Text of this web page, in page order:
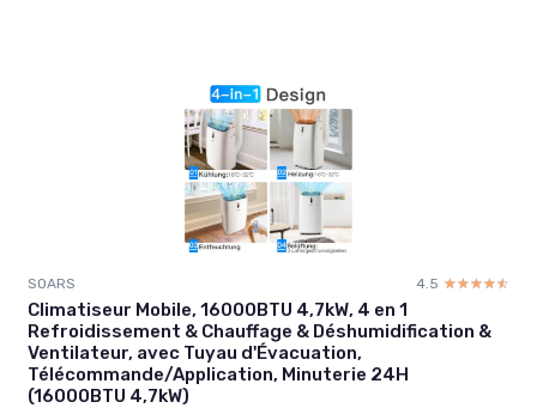
SOARS 4.5 ☆☆☆☆☆
★★★★★
Climatiseur Mobile, 16000BTU 4,7kW, 4 en 1
Refroidissement & Chauffage & Déshumidification &
Ventilateur, avec Tuyau d'Évacuation,
Télécommande/Application, Minuterie 24H
(16000BTU 4,7kW)